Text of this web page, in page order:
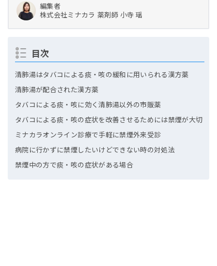
編集者
株式会社ミナカラ 薬剤師 小寺 瑶
目次
清肺湯はタバコによる痰・咳の緩和に用いられる漢方薬
清肺湯が配合された漢方薬
タバコによる痰・咳に効く清肺湯以外の市販薬
タバコによる痰・咳の症状を改善させるためには禁煙が大切
ミナカラオンライン診療で手軽に禁煙外来受診
病院に行かずに禁煙したいけどできない時の対処法
禁煙中の方で痰・咳の症状がある場合